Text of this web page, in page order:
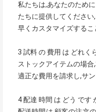
私たちは,あなたのため
たちに提供してくださ
早くカスタマイズするこ
3 試料 の 費用 は どれく
ストックアイテムの場
適正な費用を請求し,サ
4 配達 時間 は どう です